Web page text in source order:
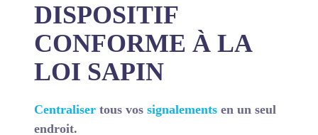
DISPOSITIF
CONFORME À LA
LOI SAPIN
Centralisertous vos signalementsen un seul
endroit.